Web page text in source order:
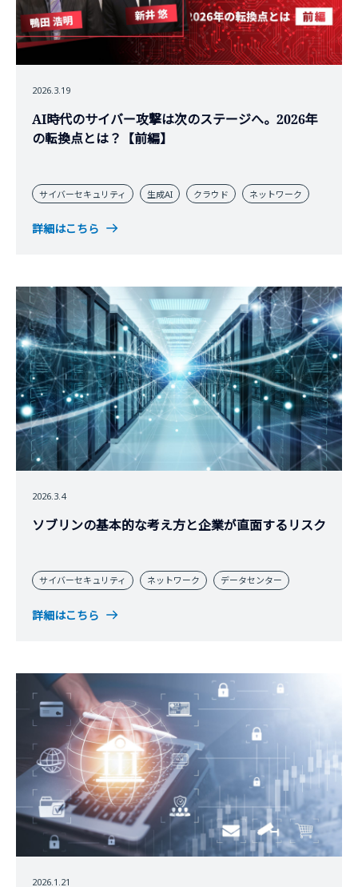
2026.3.19
AI時代のサイバー攻撃は次のステージへ。2026年
の転換点とは？【前編】
サイバーセキュリティ 生成AI クラウド ネットワーク
詳細はこちら
2026.3.4
ソブリンの基本的な考え方と企業が直面するリスク
サイバーセキュリティ ネットワーク データセンター
詳細はこちら
2026.1.21